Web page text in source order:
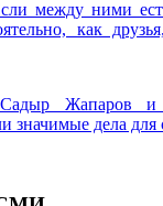
между ними
как
Жапаров и
значимые дела для